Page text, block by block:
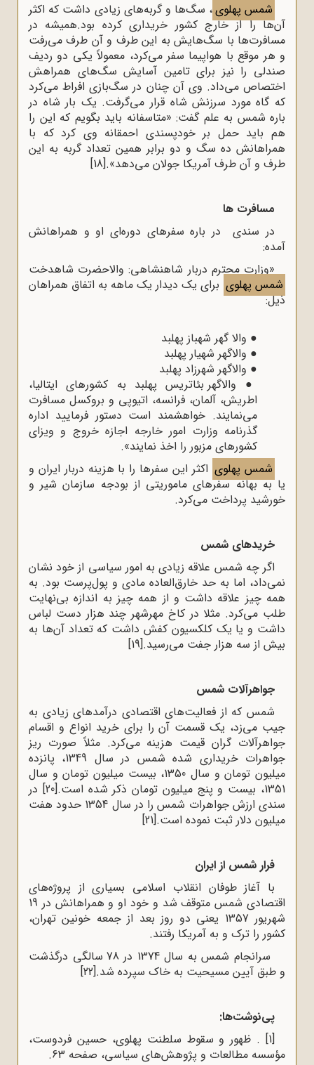
شمس پهلوی، سگ‌ها و گربه‌های زیادی داشت که اکثر
آن‌ها را از خارج کشور خریداری کرده بود.همیشه در
مسافرت‌ها با سگ‌هایش به این طرف و آن طرف می‌رفت
و هر موقع با هواپیما سفر می‌کرد، معمولاً یکی دو ردیف
صندلی را نیز برای تامین آسایش سگ‌های همراهش
اختصاص می‌داد. وی آن‌ چنان در سگ‌بازی افراط می‌کرد
که گاه مورد سرزنش شاه قرار می‌گرفت. یک بار شاه در
باره شمس به علم گفت: «متاسفانه باید بگویم که این را
هم باید حمل بر خود‌پسندی احمقانه وی کرد که با
همراهانش ده سگ و دو برابر همین تعداد گربه به این
طرف و آن طرف آمریکا جولان می‌دهد».[18]
مسافرت‌ ها
در سندی در باره سفر‌های دوره‌ای او و همراهانش
آمده:
«وزارت محترم دربار شاهنشاهی: والاحضرت شاهدخت
شمس پهلوی برای یک دیدار یک ‌‌‌ماهه به اتفاق همراهان
ذیل:
● والا گهر شهباز پهلبد
● والاگهر شهیار پهلبد
● والاگهر شهرزاد پهلبد
● والاگهر بئاتریس پهلبد به کشور‌های ایتالیا،
اطریش، آلمان، فرانسه، اتیوپی و بروکسل مسافرت
می‌‌‌نمایند. خواهشمند است دستور فرمایید ادار‌ه
گذرنامه وزارت امور خارجه اجازه خروج و ویزای
کشور‌های مزبور را اخذ نمایند».
شمس پهلوی اکثر این سفر‌ها را با هزینه دربار ایران و
یا به بهانه سفرهای ماموریتی از بودجه سازمان شیر و
خورشید پرداخت می‌کرد.
خرید‌های شمس
اگر چه شمس علاقه زیادی به امور سیاسی از خود نشان
نمی‌داد، اما به حد خارق‌العاده مادی و پول‌پرست بود. به
همه چیز علاقه داشت و از همه چیز به اندازه بی‌نهایت
طلب می‌‌کرد. مثلا در کاخ مهر‌شهر چند هزار دست لباس
داشت و یا یک کلکسیون کفش داشت که تعداد آن‌‌‌ها به
بیش از سه هزار جفت می‌‌‌رسید.[19]
جواهرآلات شمس
شمس که از فعالیت‌‍‌‌های اقتصادی درآمد‌های زیادی به
جیب می‌زد، یک قسمت آن را برای خرید انواع و اقسام
جواهر‌آلات گران قیمت هزینه می‌کرد. مثلاً صورت ریز
جواهرات خریداری شده شمس در سال 1349، پانزده
میلیون تومان و سال 1350، بیست میلیون تومان و سال
1351، بیست و پنج میلیون تومان ذکر شده است.
[20] در
سندی ارزش جواهرات شمس را در سال 1354 حدود هفت
میلیون دلار ثبت نموده است.[21]
فرار شمس از ایران
با آغاز طوفان انقلاب اسلامی بسیاری از پروژه‌‌‌‌‌‌های
اقتصادی شمس متوقف شد و خود او و همراهانش در 19
شهریور 1357 یعنی دو روز بعد از جمعه خونین تهران،
کشور را ترک و به آمریکا رفتند.
سرانجام شمس به سال 1374 در 78 سالگی درگذشت
و طبق آیین مسیحیت به خاک سپرده شد.[22]
پی‌نوشت‌ها:
[1] . ظهور و سقوط سلطنت پهلوی، حسین فردوست،
مؤسسه مطالعات و پژوهش‌‌های سیاسی، صفحه 63.